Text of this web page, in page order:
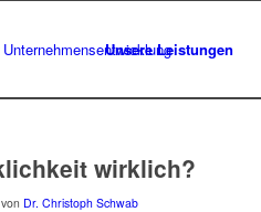
Unsere Leistungen
wirklich?
von Dr. Christoph Schwab